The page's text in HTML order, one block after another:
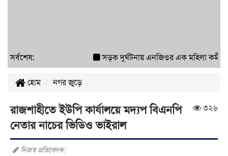
সর্বশেষ: সড়ক দুর্ঘটনায় এনজিওর এক মহিলা কর্মী
হোম নগর জুড়ে
৩২৬
রাজশাহীতে ইউপি কার্যালয়ে মদ্যপ বিএনপি
নেতার নাচের ভিডিও ভাইরাল
নিজস্ব প্রতিবেদক: